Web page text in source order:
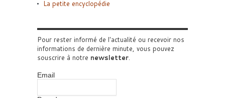
La petite encyclopédie
Pour rester informé de l'actualité ou recevoir nos
informations de dernière minute, vous pouvez
souscrire à notre newsletter.
Email